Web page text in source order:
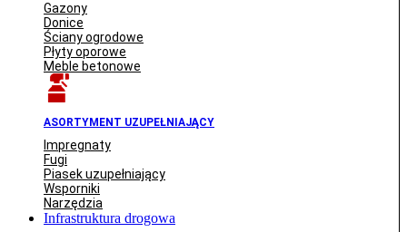
Gazony
Donice
Ściany ogrodowe
Płyty oporowe
Meble betonowe
ASORTYMENT UZUPEŁNIAJĄCY
Impregnaty
Fugi
Piasek uzupełniający
Wsporniki
Narzędzia
Infrastruktura drogowa